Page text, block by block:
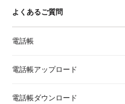
よくあるご質問
電話帳
電話帳アップロード
電話帳ダウンロード